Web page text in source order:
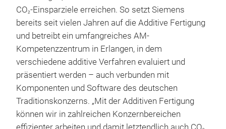
CO2-Einsparziele erreichen. So setzt Siemens
bereits seit vielen Jahren auf die Additive Fertigung
und betreibt ein umfangreiches AM-
Kompetenzzentrum in Erlangen, in dem
verschiedene additive Verfahren evaluiert und
präsentiert werden – auch verbunden mit
Komponenten und Software des deutschen
Traditionskonzerns. „Mit der Additiven Fertigung
können wir in zahlreichen Konzernbereichen